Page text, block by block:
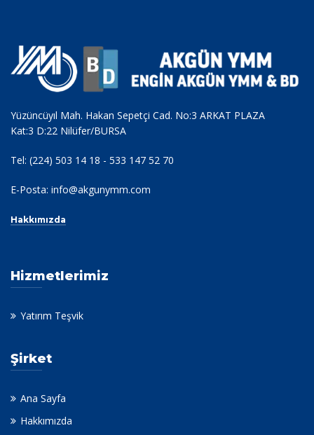
Yüzüncüyıl Mah. Hakan Sepetçi Cad. No:3 ARKAT PLAZA
Kat:3 D:22 Nilüfer/BURSA
Tel: (224) 503 14 18 - 533 147 52 70
E-Posta: info@akgunymm.com
Hakkımızda
Hizmetlerimiz
Yatırım Teşvik
Şirket
Ana Sayfa
Hakkımızda